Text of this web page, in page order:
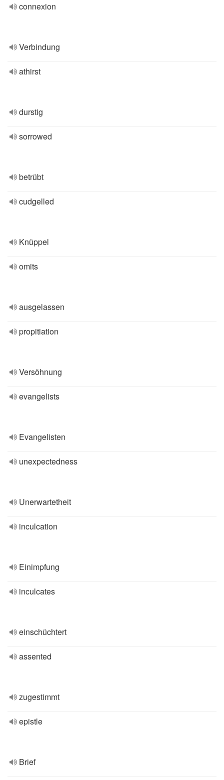
connexion
Verbindung
athirst
durstig
sorrowed
betrübt
cudgelled
Knüppel
omits
ausgelassen
propitiation
Versöhnung
evangelists
Evangelisten
unexpectedness
Unerwartetheit
inculcation
Einimpfung
inculcates
einschüchtert
assented
zugestimmt
epistle
Brief